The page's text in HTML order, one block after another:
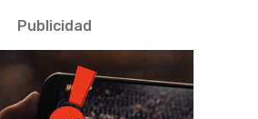
Publicidad